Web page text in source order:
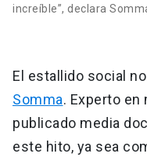
increíble”, declara
El estallido social
Somma. Experto
publicado media
este hito, ya sea